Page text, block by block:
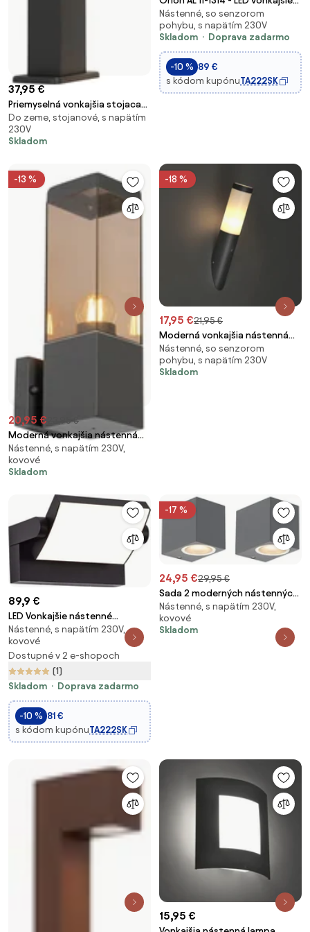
37,95 €
Priemyselná vonkajšia stojaca
lampa tmavosivá 30 cm IP44 -
Baleno
Do zeme, stojanové, s napätím
230V
Skladom
nástenné svietidlo s čidlom
CUBE-S LED/13W/230V
Nástenné, so senzorom
pohybu, s napätím 230V
Skladom
Doprava zadarmo
-10 % 89 €
s kódom kupónuTA222SK
-13 %
20,95 € 23,95 €
Moderná vonkajšia nástenná
lampa tmavosivá s dymovým
sklom - Malios
Nástenné, s napätím 230V,
kovové
Skladom
-18 %
17,95 €21,95 €
Moderná vonkajšia nástenná
lampa tmavosivá IP44 so
senzorom súmraku - Rox
Nástenné, so senzorom
pohybu, s napätím 230V
Skladom
89,9 €
LED Vonkajšie nástenné
svietidlo LED/17W/230V 3000K
IP65 čierna
Nástenné, s napätím 230V,
kovové
Dostupné v 2 e-shopoch
(1)
Skladom
Doprava zadarmo
-10 % 81 €
s kódom kupónuTA222SK
-17 %
24,95 €29,95 €
Sada 2 moderných nástenných
svietidiel tmavosivá IP44 -
Baleno
Nástenné, s napätím 230V,
kovové
Skladom
15,95 €